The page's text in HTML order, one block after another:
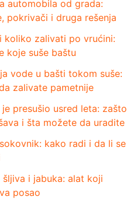
automobila od grada:
pokrivači i druga rešenja
koliko zalivati po vrućini:
koje suše baštu
vode u bašti tokom suše:
zalivate pametnije
je presušio usred leta: zašto
i šta možete da uradite
kako radi i da li se
šljiva i jabuka: alat koji
posao